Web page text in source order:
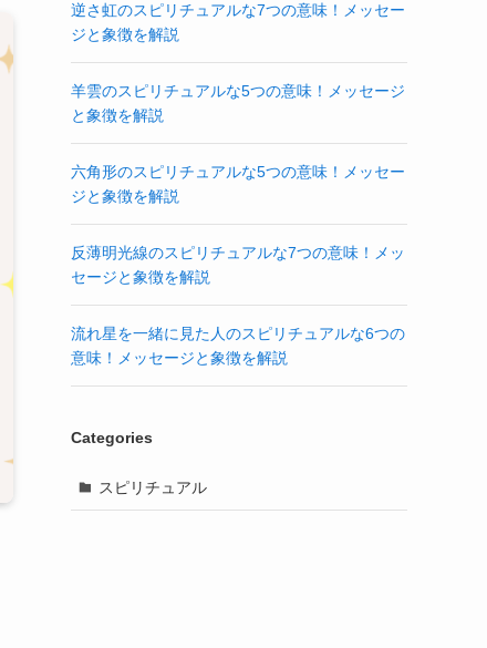
逆さ虹のスピリチュアルな7つの意味！メッセー
ジと象徴を解説
羊雲のスピリチュアルな5つの意味！メッセージ
と象徴を解説
六角形のスピリチュアルな5つの意味！メッセー
ジと象徴を解説
反薄明光線のスピリチュアルな7つの意味！メッ
セージと象徴を解説
流れ星を一緒に見た人のスピリチュアルな6つの
意味！メッセージと象徴を解説
Categories
スピリチュアル